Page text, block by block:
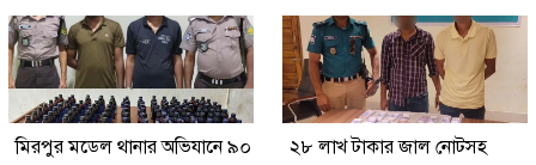
মিরপুর মডেল থানার অভিযানে ৯০
২৮ লাখ টাকার জাল নোটসহ